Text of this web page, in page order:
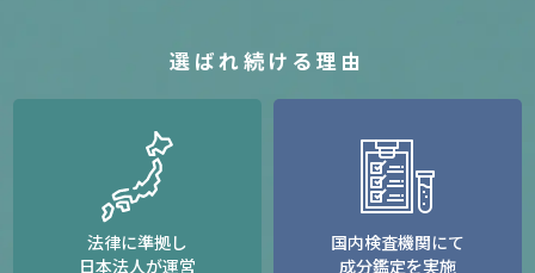
選ばれ続ける理由
法律に準拠し
日本法人が運営
国内検査機関にて
成分鑑定を実施